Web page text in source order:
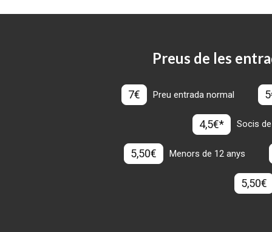
Preus de les
7€ Preu entrada normal
4,5€* Socis
5,50€ Menors de 12 anys
5,50€